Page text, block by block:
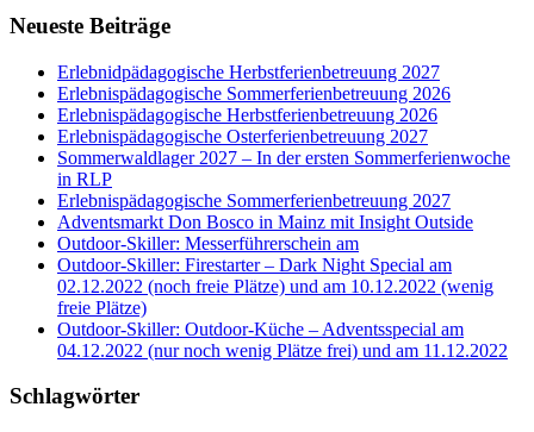
Neueste Beiträge
Erlebnidpädagogische Herbstferienbetreuung 2027
Erlebnispädagogische Sommerferienbetreuung 2026
Erlebnispädagogische Herbstferienbetreuung 2026
Erlebnispädagogische Osterferienbetreuung 2027
Sommerwaldlager 2027 – In der ersten Sommerferienwoche
in RLP
Erlebnispädagogische Sommerferienbetreuung 2027
Adventsmarkt Don Bosco in Mainz mit Insight Outside
Outdoor-Skiller: Messerführerschein am
Outdoor-Skiller: Firestarter – Dark Night Special am
02.12.2022 (noch freie Plätze) und am 10.12.2022 (wenig
freie Plätze)
Outdoor-Skiller: Outdoor-Küche – Adventsspecial am
04.12.2022 (nur noch wenig Plätze frei) und am 11.12.2022
Schlagwörter